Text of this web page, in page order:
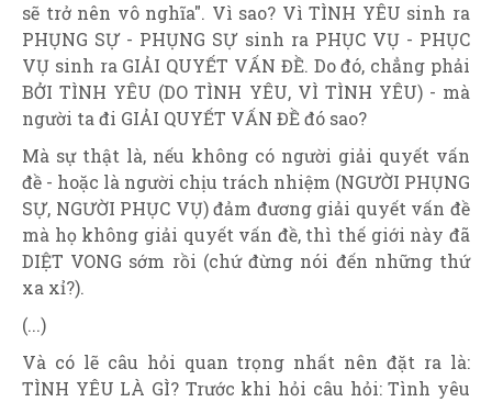
sẽ trở nên vô nghĩa". Vì sao? Vì TÌNH YÊU sinh ra
PHỤNG SỰ - PHỤNG SỰ sinh ra PHỤC VỤ - PHỤC
VỤ sinh ra GIẢI QUYẾT VẤN ĐỀ. Do đó, chẳng phải
BỞI TÌNH YÊU (DO TÌNH YÊU, VÌ TÌNH YÊU) - mà
người ta đi GIẢI QUYẾT VẤN ĐỀ đó sao?
Mà sự thật là, nếu không có người giải quyết vấn
đề - hoặc là người chịu trách nhiệm (NGƯỜI PHỤNG
SỰ, NGƯỜI PHỤC VỤ) đảm đương giải quyết vấn đề
mà họ không giải quyết vấn đề, thì thế giới này đã
DIỆT VONG sớm rồi (chứ đừng nói đến những thứ
xa xỉ?).
(...)
Và có lẽ câu hỏi quan trọng nhất nên đặt ra là:
TÌNH YÊU LÀ GÌ? Trước khi hỏi câu hỏi: Tình yêu